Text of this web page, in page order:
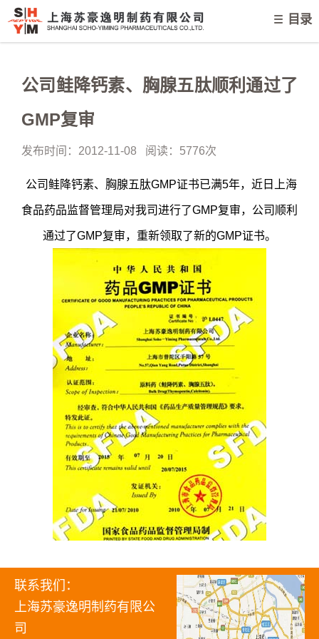
目录
公司鲑降钙素、胸腺五肽顺利通过了
GMP复审
发布时间： 2012-11-08 阅读：5776次
公司鲑降钙素、胸腺五肽GMP证书已满5年，近日上海
食品药品监督管理局对我司进行了GMP复审，公司顺利
通过了GMP复审，重新领取了新的GMP证书。
联系我们：
上海苏豪逸明制药有限公
司